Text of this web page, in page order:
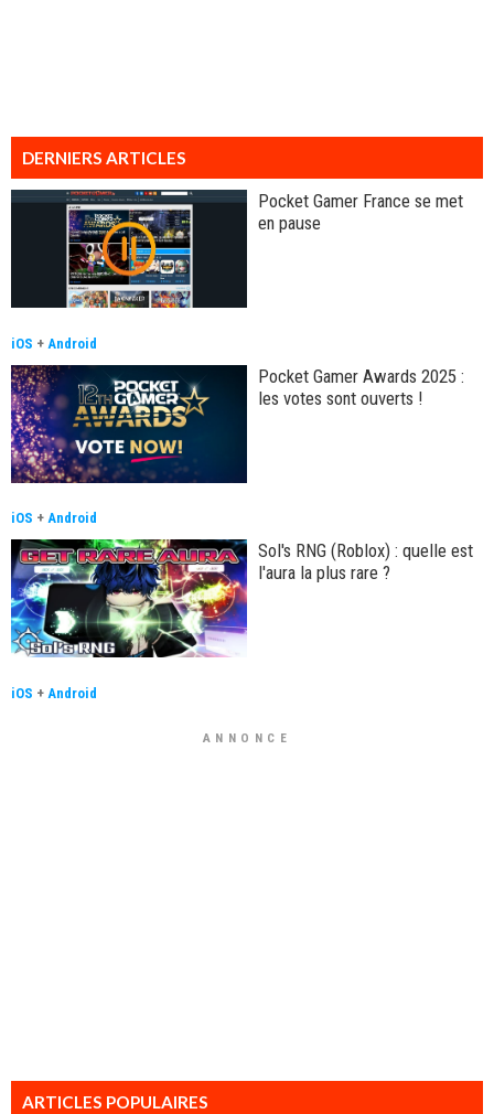
DERNIERS ARTICLES
Pocket Gamer France se met
en pause
iOS + Android
Pocket Gamer Awards 2025 :
les votes sont ouverts !
iOS + Android
Sol's RNG (Roblox) : quelle est
l'aura la plus rare ?
iOS + Android
ANNONCE
ARTICLES POPULAIRES